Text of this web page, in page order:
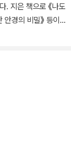
. 지은 책으로 《나도
안경의 비밀》 등이